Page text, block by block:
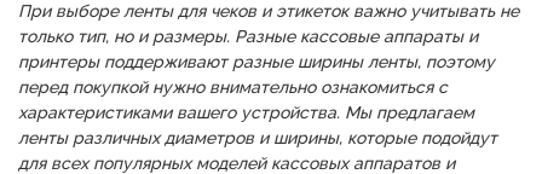
При выборе ленты для чеков и этикеток важно учитывать не
только тип, но и размеры. Разные кассовые аппараты и
принтеры поддерживают разные ширины ленты, поэтому
перед покупкой нужно внимательно ознакомиться с
характеристиками вашего устройства. Мы предлагаем
ленты различных диаметров и ширины, которые подойдут
для всех популярных моделей кассовых аппаратов и